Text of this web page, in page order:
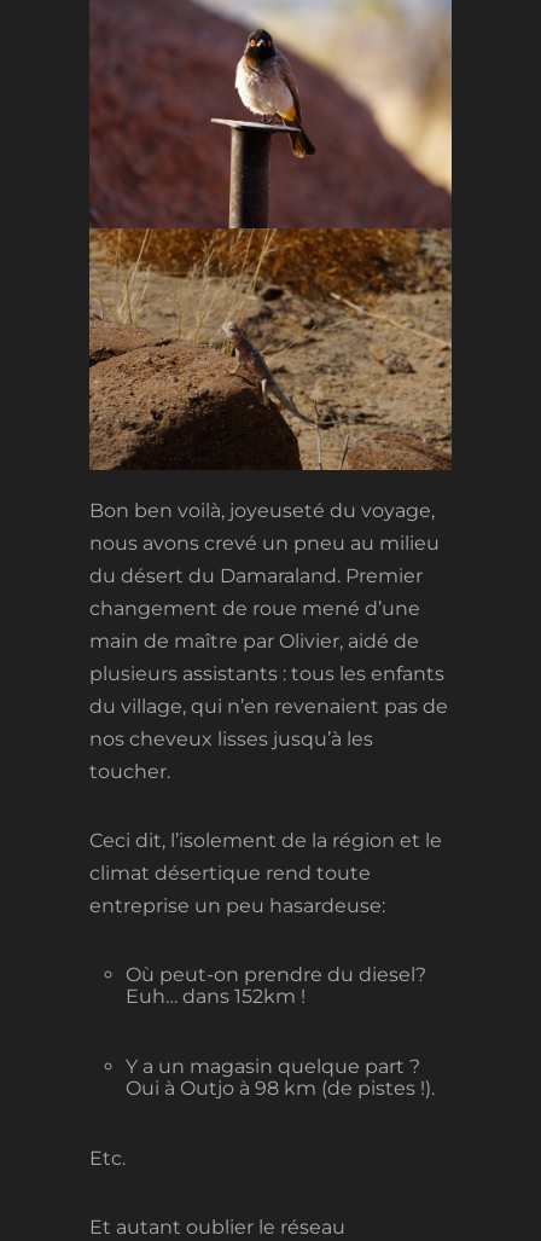
Bon ben voilà, joyeuseté du voyage,
nous avons crevé un pneu au milieu
du désert du Damaraland. Premier
changement de roue mené d’une
main de maître par Olivier, aidé de
plusieurs assistants : tous les enfants
du village, qui n’en revenaient pas de
nos cheveux lisses jusqu’à les
toucher.
Ceci dit, l’isolement de la région et le
climat désertique rend toute
entreprise un peu hasardeuse:
Où peut-on prendre du diesel?
Euh… dans 152km !
Y a un magasin quelque part ?
Oui à Outjo à 98 km (de pistes !).
Etc.
Et autant oublier le réseau